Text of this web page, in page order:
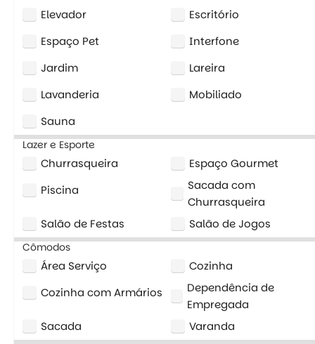
Elevador
Escritório
Espaço Pet
Interfone
Jardim
Lareira
Lavanderia
Mobiliado
Sauna
Lazer e Esporte
Churrasqueira
Espaço Gourmet
Piscina
Sacada com
Churrasqueira
Salão de Festas
Salão de Jogos
Cômodos
Área Serviço
Cozinha
Cozinha com Armários
Dependência de
Empregada
Sacada
Varanda